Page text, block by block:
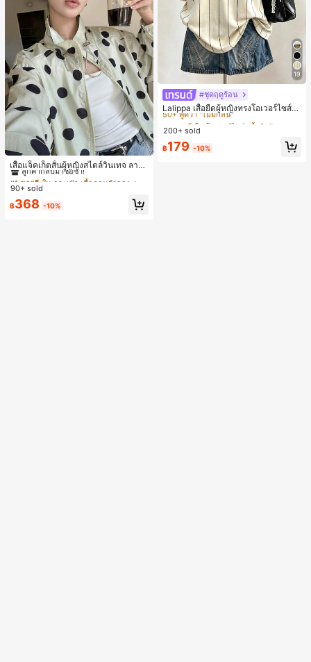
เสื้อแจ็คเก็ตสั้นผู้หญิงสไตล์วินเทจ ลายจุ
ดขนาดใหญ่ คอตั้ง เอวเข้ารูป แขนพอง
ทรงหลวม แฟชั่นอเนกประสงค์ สำหรับใ
ส่ประจำวันและไปเที่ยวพักผ่อน
#1 ขายดี
ใน กระเป๋า เสื้อคลุมลำลอง
ลูกค้ากลับมาซื้อซ้ำ!
#1 ขายดี ใน กระเป๋า เสื้อคลุมลำลอง
ลูกค้ากลับมาซื้อซ้ำ!
#1 ขายดี ใน กระเป๋า เสื้อคลุมลำลอง
ลูกค้ากลับมาซื้อซ้ำ!
#1 ขายดี
ใน กระเป๋า เสื้อคลุมลำลอง
90+ sold
฿368 -10%
19
#ชุดฤดูร้อน
Lalippa เสื้อยืดผู้หญิงทรงโอเวอร์ไซส์ค
วามยาวกลาง คอกลม ไหล่ตก ลายพิมพ์
ตัวอักษรและลายทางแนวตั้ง สไตล์แฟชั่
นมินิมอล ของขวัญให้เพื่อน
#1 ขายดี
50+ พูดว่า "ไม่มีกลิ่น"
#1 ขายดี
50+ พูดว่า "ไม่มีกลิ่น"
#1 ขายดี
50+ พูดว่า "ไม่มีกลิ่น"
#1 ขายดี
200+ sold
฿179 -10%